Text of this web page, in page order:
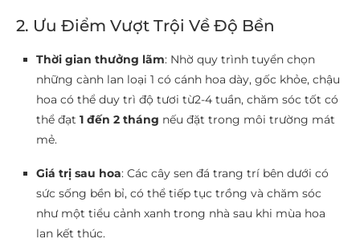
2. Ưu Điểm Vượt Trội Về Độ Bền
Thời gian thưởng lãm: Nhờ quy trình tuyển chọn
những cành lan loại 1 có cánh hoa dày, gốc khỏe, chậu
hoa có thể duy trì độ tươi từ2-4 tuần, chăm sóc tốt có
thể đạt 1 đến 2 tháng nếu đặt trong môi trường mát
mẻ.
Giá trị sau hoa: Các cây sen đá trang trí bên dưới có
sức sống bền bỉ, có thể tiếp tục trồng và chăm sóc
như một tiểu cảnh xanh trong nhà sau khi mùa hoa
lan kết thúc.